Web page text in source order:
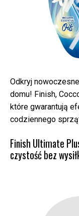
Odkryj
domu! Finish,
które gwarantują
codziennego
Finish Ultimate
czystość bez